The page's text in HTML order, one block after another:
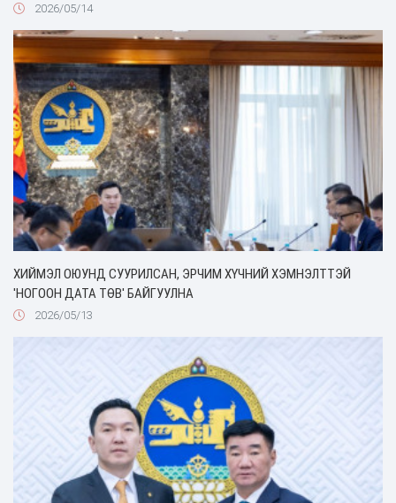
2026/05/14
ХИЙМЭЛ ОЮУНД СУУРИЛСАН, ЭРЧИМ ХҮЧНИЙ ХЭМНЭЛТТЭЙ
'НОГООН ДАТА ТӨВ' БАЙГУУЛНА
2026/05/13